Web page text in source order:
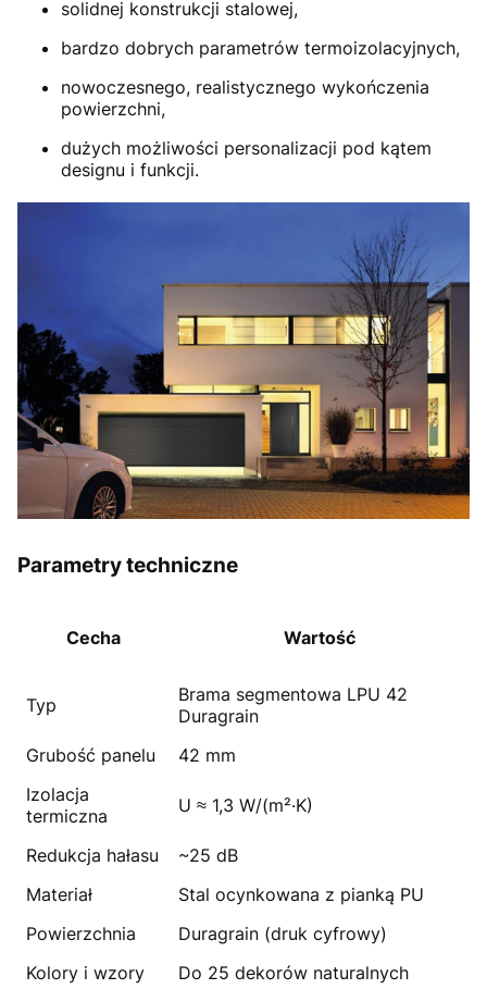
solidnej konstrukcji stalowej,
bardzo dobrych parametrów termoizolacyjnych,
nowoczesnego, realistycznego wykończenia
powierzchni,
dużych możliwości personalizacji pod kątem
designu i funkcji.
Parametry techniczne
Cecha Wartość
Typ
Brama segmentowa LPU 42
Duragrain
Grubość panelu
42 mm
Izolacja
termiczna
U ≈ 1,3 W/(m²·K)
Redukcja hałasu
~25 dB
Materiał
Stal ocynkowana z pianką PU
Powierzchnia
Duragrain (druk cyfrowy)
Kolory i wzory
Do 25 dekorów naturalnych